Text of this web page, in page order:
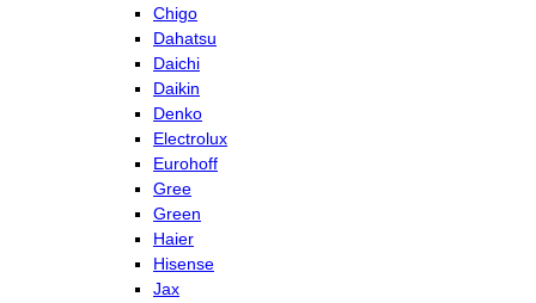
Chigo
Dahatsu
Daichi
Daikin
Denko
Electrolux
Eurohoff
Gree
Green
Haier
Hisense
Jax